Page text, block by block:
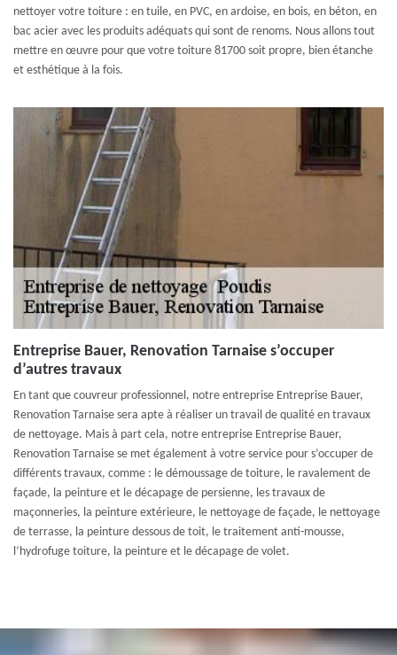
nettoyer votre toiture : en tuile, en PVC, en ardoise, en bois, en béton, en
bac acier avec les produits adéquats qui sont de renoms. Nous allons tout
mettre en œuvre pour que votre toiture 81700 soit propre, bien étanche
et esthétique à la fois.
Entreprise Bauer, Renovation Tarnaise s’occuper
d’autres travaux
En tant que couvreur professionnel, notre entreprise Entreprise Bauer,
Renovation Tarnaise sera apte à réaliser un travail de qualité en travaux
de nettoyage. Mais à part cela, notre entreprise Entreprise Bauer,
Renovation Tarnaise se met également à votre service pour s’occuper de
différents travaux, comme : le démoussage de toiture, le ravalement de
façade, la peinture et le décapage de persienne, les travaux de
maçonneries, la peinture extérieure, le nettoyage de façade, le nettoyage
de terrasse, la peinture dessous de toit, le traitement anti-mousse,
l’hydrofuge toiture, la peinture et le décapage de volet.